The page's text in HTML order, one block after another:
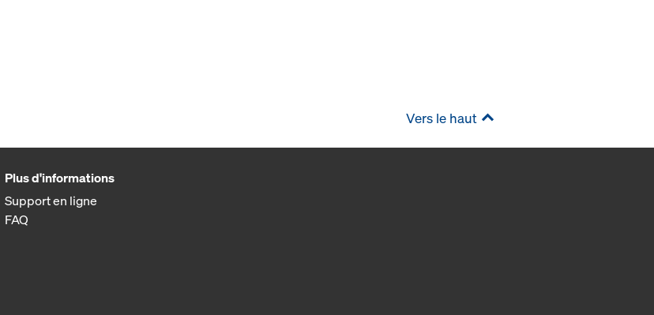
Vers le haut
Plus d'informations
Support en ligne
FAQ